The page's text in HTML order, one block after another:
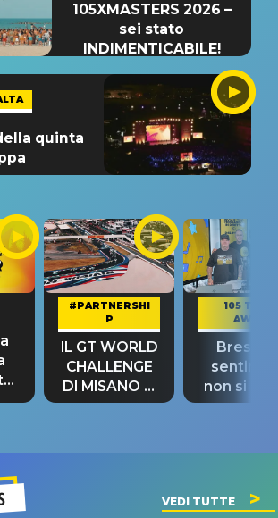
105XMASTERS 2026 –
sei stato
INDIMENTICABILE!
quinta
#PARTNERSHI
P
IL GT WORLD
CHALLENGE
DI MISANO si
riconferma
105 TAKE
AWAY
Bresh:
non si
fino alla
VEDI TUTTE